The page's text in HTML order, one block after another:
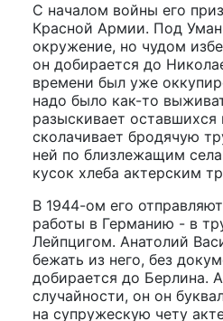
С началом войны его
Красной Армии. Под
окружение, но чудом
он добирается до
времени был уже
надо было как-то
разыскивает оставшихся
сколачивает бродячую
ней по близлежащим
кусок хлеба актерским
В 1944-ом его
работы в Германию - в
Лейпцигом. Анатолий
бежать из него, без
добирается до Берлина.
случайности, он он
на супружескую чету